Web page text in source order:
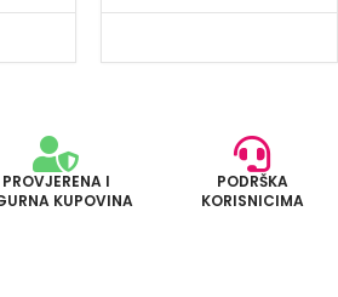
PROVJERENA I
KUPOVINA
PODRŠKA
KORISNICIMA